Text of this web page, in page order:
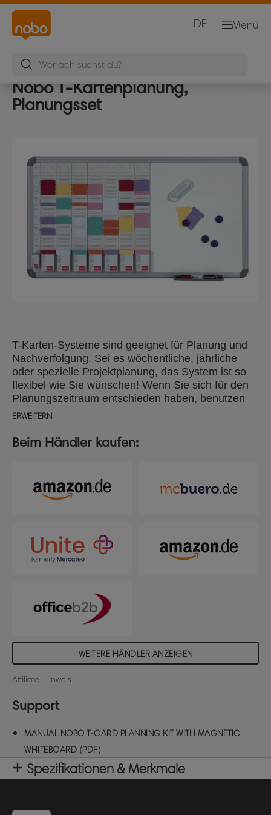
Menü
DE
Nobo T-Kartenplanung,
Planungsset
T-Karten-Systeme sind geeignet für Planung und
Nachverfolgung. Sei es wöchentliche, jährliche
oder spezielle Projektplanung, das System ist so
flexibel wie Sie wünschen! Wenn Sie sich für den
Planungszeitraum entschieden haben, benutzen
Sie Titelstreifen und Indexstreifen um Zeiten,
Karten halten Sie Informationen fest, der "T"-Kopf
zum Beispiel Bemusterungen, Werkzeugverleih,
Ausstellungsmaterial, Car Pools, Raumplanung …
wöchentlichen Meetings. Es umfasst 7
Kartenträger mit 24 Fächern für T-Karten Größe 2,
Titelstreifen, 7 Schachteln mit je 100 T-Karten
Größe 2 in verschiedenen Farben sowie eine
Schachtel mit 100 T-Karten Größe 1 (weiß), 2x
Komplettiert durch eine Whiteboard-Fläche von
405x490mm.
ERWEITERN
Beim Händler kaufen:
WEITERE HÄNDLER ANZEIGEN
Affiliate-Hinweis
Support
MANUAL NOBO T-CARD PLANNING KIT WITH MAGNETIC
WHITEBOARD (PDF)
Spezifikationen & Merkmale